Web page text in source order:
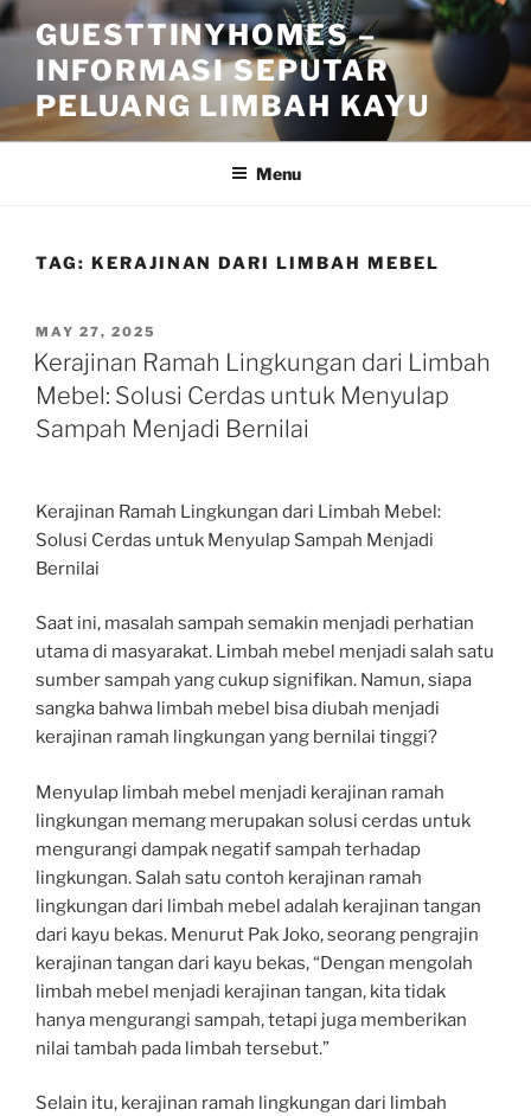
Skip
to
content
GUESTTINYHOMES –
INFORMASI SEPUTAR
PELUANG LIMBAH KAYU
Menu
TAG: KERAJINAN DARI LIMBAH MEBEL
POSTED
ON
MAY 27, 2025
Kerajinan Ramah Lingkungan dari Limbah
Mebel: Solusi Cerdas untuk Menyulap
Sampah Menjadi Bernilai
Kerajinan Ramah Lingkungan dari Limbah Mebel:
Solusi Cerdas untuk Menyulap Sampah Menjadi
Bernilai
Saat ini, masalah sampah semakin menjadi perhatian
utama di masyarakat. Limbah mebel menjadi salah satu
sumber sampah yang cukup signifikan. Namun, siapa
sangka bahwa limbah mebel bisa diubah menjadi
kerajinan ramah lingkungan yang bernilai tinggi?
Menyulap limbah mebel menjadi kerajinan ramah
lingkungan memang merupakan solusi cerdas untuk
mengurangi dampak negatif sampah terhadap
lingkungan. Salah satu contoh kerajinan ramah
lingkungan dari limbah mebel adalah kerajinan tangan
dari kayu bekas. Menurut Pak Joko, seorang pengrajin
kerajinan tangan dari kayu bekas, “Dengan mengolah
limbah mebel menjadi kerajinan tangan, kita tidak
hanya mengurangi sampah, tetapi juga memberikan
nilai tambah pada limbah tersebut.”
Selain itu, kerajinan ramah lingkungan dari limbah